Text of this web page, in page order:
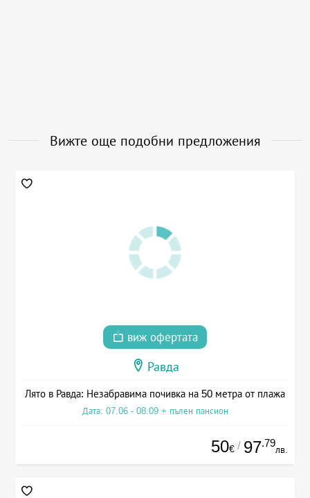
Вижте още подобни предложения
виж офертата
Равда
Лято в Равда: Незабравима почивка на 50 метра от плажа
Дата: 07.06 - 08.09 + пълен пансион
50€ / 97.79
лв.